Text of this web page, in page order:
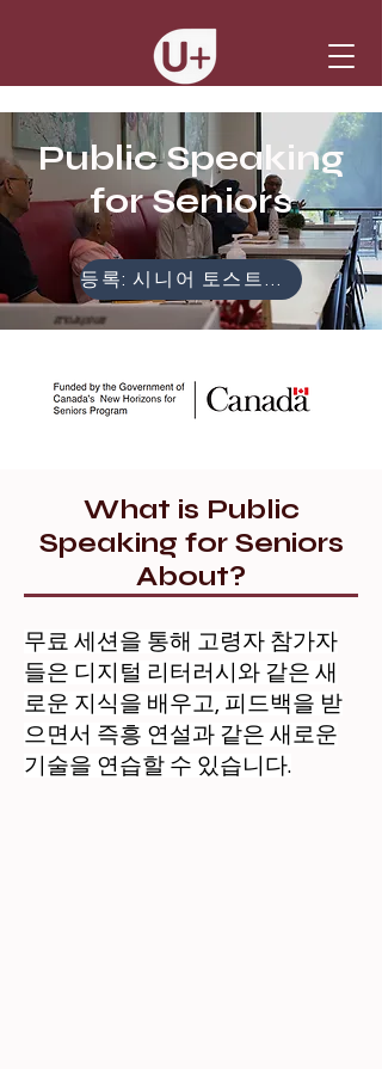
Public Speaking
for Seniors
What is Public
Speaking for Seniors
About?
무료 세션을 통해 고령자 참가자
들은 디지털 리터러시와 같은 새
로운 지식을 배우고, 피드백을 받
으면서 즉흥 연설과 같은 새로운
기술을 연습할 수 있습니다.